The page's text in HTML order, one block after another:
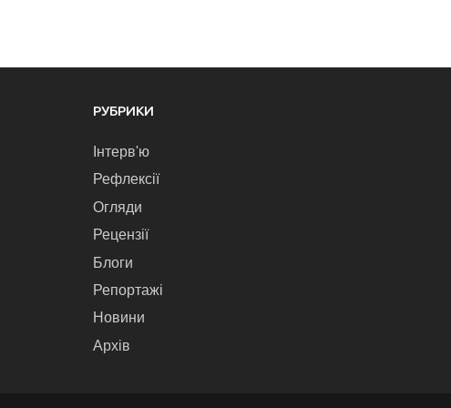
РУБРИКИ
Інтерв'ю
Рефлексії
Огляди
Рецензії
Блоги
Репортажі
Новини
Архів